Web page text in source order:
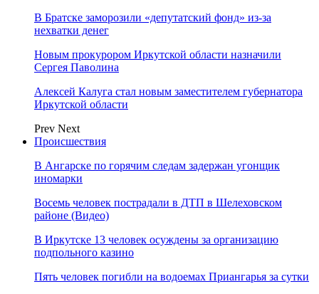
В Братске заморозили «депутатский фонд» из‑за
нехватки денег
Новым прокурором Иркутской области назначили
Сергея Паволина
Алексей Калуга стал новым заместителем губернатора
Иркутской области
Prev Next
Происшествия
В Ангарске по горячим следам задержан угонщик
иномарки
Восемь человек пострадали в ДТП в Шелеховском
районе (Видео)
В Иркутске 13 человек осуждены за организацию
подпольного казино
Пять человек погибли на водоемах Приангарья за сутки